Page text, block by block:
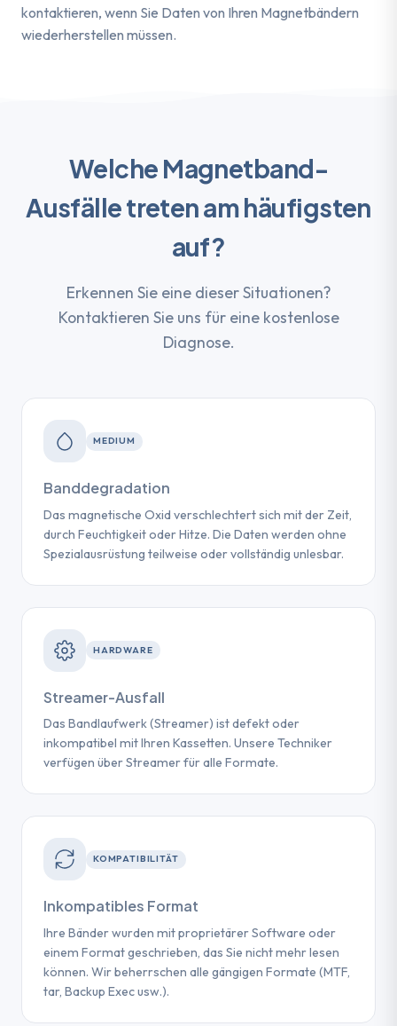
kontaktieren, wenn Sie Daten von Ihren Magnetbändern
wiederherstellen müssen.
Welche Magnetband-
Ausfälle treten am häufigsten
auf?
Erkennen Sie eine dieser Situationen?
Kontaktieren Sie uns für eine kostenlose
Diagnose.
MEDIUM
Banddegradation
Das magnetische Oxid verschlechtert sich mit der Zeit,
durch Feuchtigkeit oder Hitze. Die Daten werden ohne
Spezialausrüstung teilweise oder vollständig unlesbar.
HARDWARE
Streamer-Ausfall
Das Bandlaufwerk (Streamer) ist defekt oder
inkompatibel mit Ihren Kassetten. Unsere Techniker
verfügen über Streamer für alle Formate.
KOMPATIBILITÄT
Inkompatibles Format
Ihre Bänder wurden mit proprietärer Software oder
einem Format geschrieben, das Sie nicht mehr lesen
können. Wir beherrschen alle gängigen Formate (MTF,
tar, Backup Exec usw.).